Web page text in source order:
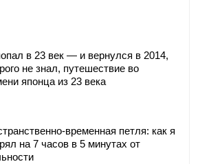
в 23 век — и вернулся в 2014,
не знал, путешествие во
японца из 23 века
временная петля: как я
на 7 часов в 5 минутах от